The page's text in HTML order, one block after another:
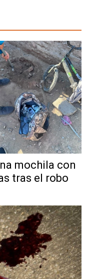
mochila con
tras el robo